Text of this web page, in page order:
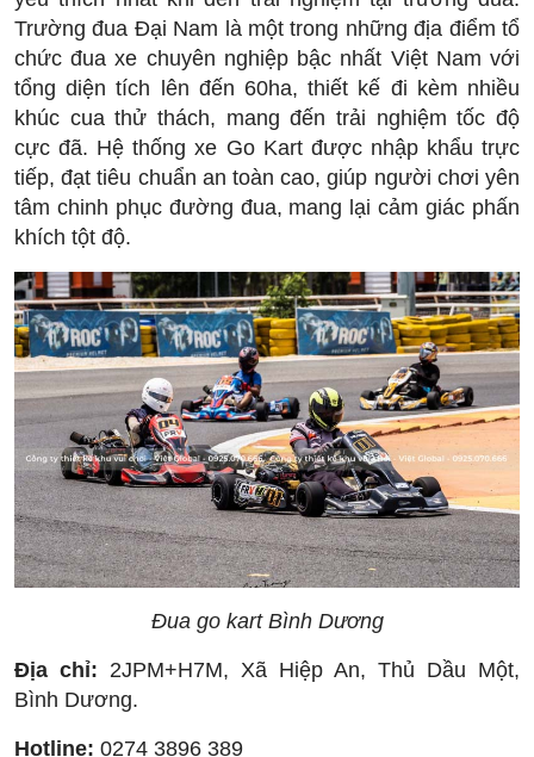
Trường đua Đại Nam là một trong những địa điểm tổ
chức đua xe chuyên nghiệp bậc nhất Việt Nam với
tổng diện tích lên đến 60ha, thiết kế đi kèm nhiều
khúc cua thử thách, mang đến trải nghiệm tốc độ
cực đã. Hệ thống xe Go Kart được nhập khẩu trực
tiếp, đạt tiêu chuẩn an toàn cao, giúp người chơi yên
tâm chinh phục đường đua, mang lại cảm giác phấn
khích tột độ.
Đua go kart Bình Dương
Địa chỉ: 2JPM+H7M, Xã Hiệp An, Thủ Dầu Một,
Bình Dương.
Hotline: 0274 3896 389